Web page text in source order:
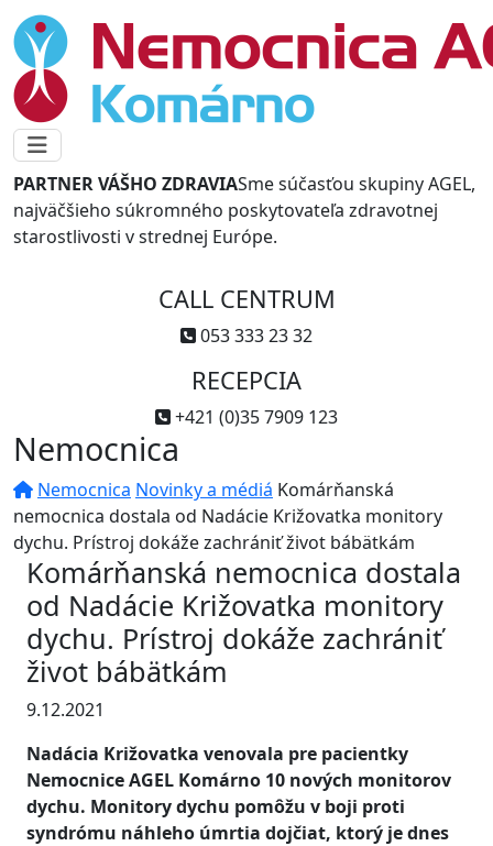
PARTNER VÁŠHO ZDRAVIASme súčasťou skupiny AGEL,
najväčšieho súkromného poskytovateľa zdravotnej
starostlivosti v strednej Európe.
CALL CENTRUM
053 333 23 32
RECEPCIA
+421 (0)35 7909 123
Nemocnica
Nemocnica Novinky a médiá Komárňanská
nemocnica dostala od Nadácie Križovatka monitory
dychu. Prístroj dokáže zachrániť život bábätkám
Komárňanská nemocnica dostala
od Nadácie Križovatka monitory
dychu. Prístroj dokáže zachrániť
život bábätkám
9.12.2021
Nadácia Križovatka venovala pre pacientky
Nemocnice AGEL Komárno 10 nových monitorov
dychu. Monitory dychu pomôžu v boji proti
syndrómu náhleho úmrtia dojčiat, ktorý je dnes